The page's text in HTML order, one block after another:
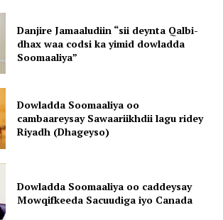
Danjire Jamaaludiin “sii deynta Qalbi-
dhax waa codsi ka yimid dowladda
Soomaaliya”
Dowladda Soomaaliya oo
cambaareysay Sawaariikhdii lagu ridey
Riyadh (Dhageyso)
Dowladda Soomaaliya oo caddeysay
Mowqifkeeda Sacuudiga iyo Canada